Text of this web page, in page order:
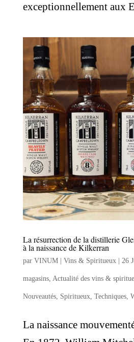
exceptionnellement aux
La résurrection de la distillerie
à la naissance de Kilkerran
par VINUM | Vins & Spiritueux| 26
magasins, Actualité des vins &
Nouveautés, Spiritueux, Techniques,
La naissance